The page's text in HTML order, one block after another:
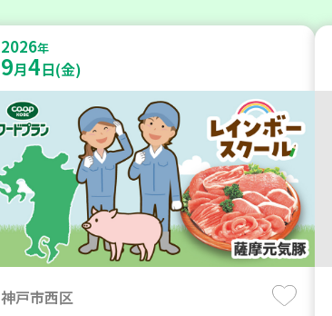
2026年
9月4日(金)
神戸市西区